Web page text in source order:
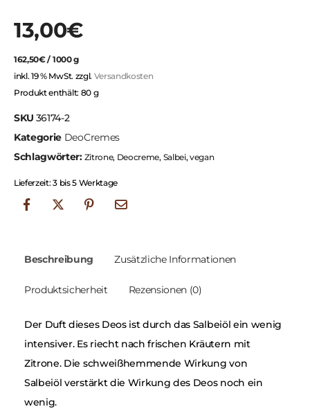
13,00€
162,50€/ 1000g
inkl. 19 % MwSt. zzgl. Versandkosten
Produkt enthält: 80 g
SKU 36174-2
Kategorie DeoCremes
Schlagwörter: Zitrone, Deocreme, Salbei,vegan
Lieferzeit:3 bis 5 Werktage
Beschreibung Zusätzliche Informationen
Produktsicherheit Rezensionen (0)
Der Duft dieses Deos ist durch das Salbeiöl ein wenig
intensiver. Es riecht nach frischen Kräutern mit
Zitrone. Die schweißhemmende Wirkung von
Salbeiöl verstärkt die Wirkung des Deos noch ein
wenig.